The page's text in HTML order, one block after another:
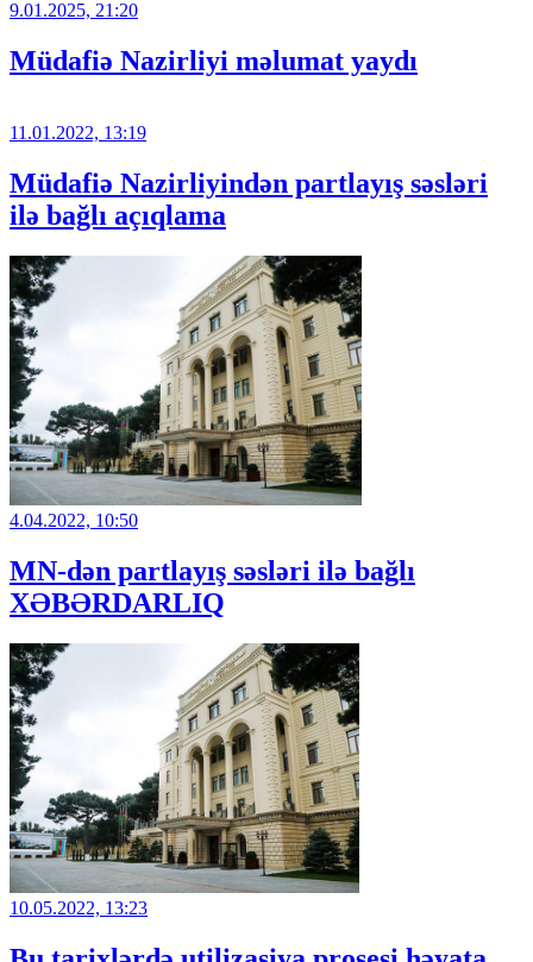
9.01.2025, 21:20
Müdafiə Nazirliyi məlumat yaydı
11.01.2022, 13:19
Müdafiə Nazirliyindən partlayış səsləri
ilə bağlı açıqlama
4.04.2022, 10:50
MN-dən partlayış səsləri ilə bağlı
XƏBƏRDARLIQ
10.05.2022, 13:23